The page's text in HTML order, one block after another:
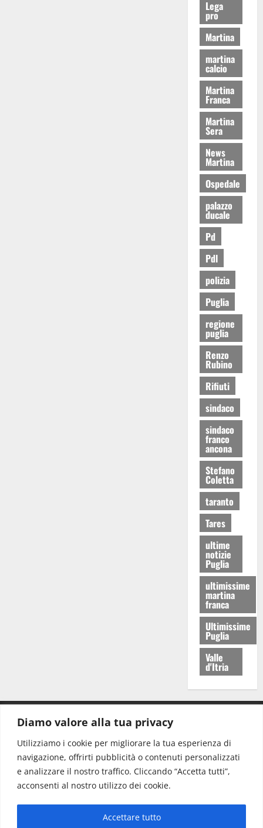
Diamo valore alla tua privacy
Utilizziamo i cookie per migliorare la tua esperienza di
navigazione, offrirti pubblicità o contenuti personalizzati
e analizzare il nostro traffico. Cliccando “Accetta tutti”,
acconsenti al nostro utilizzo dei cookie.
Accettare tutto
Lega
pro
Martina
martina
calcio
Martina
Franca
Martina
Sera
News
Martina
Ospedale
palazzo
ducale
Pd
Pdl
polizia
Puglia
regione
puglia
Renzo
Rubino
Rifiuti
sindaco
sindaco
franco
ancona
Stefano
Coletta
taranto
Tares
ultime
notizie
Puglia
ultimissime
martina
franca
Ultimissime
Puglia
Valle
d'Itria
Redazione: redazione@www.martinasera.it
Direttore:direttore@www.martinasera.it
Info & Commerciale:info@www.martinasera.it